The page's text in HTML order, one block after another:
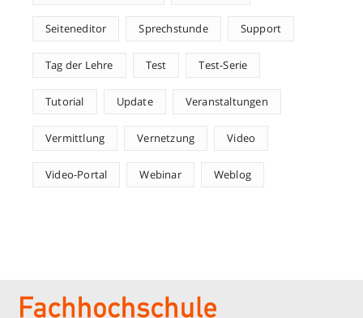
Seiteneditor Sprechstunde Support
Tag der Lehre Test Test-Serie
Tutorial Update Veranstaltungen
Vermittlung Vernetzung Video
Video-Portal Webinar Weblog